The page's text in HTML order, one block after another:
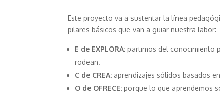
Este proyecto va a sustentar la línea
pilares básicos que van a guiar nuestra labor:
E de EXPLORA: partimos del conocimiento
rodean.
C de CREA: aprendizajes sólidos basados
O de OFRECE: porque lo que aprendemos